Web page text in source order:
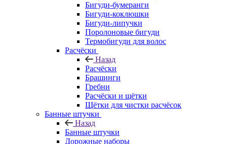
Бигуди-бумеранги
Бигуди-коклюшки
Бигуди-липучки
Поролоновые бигуди
Термобигуди для волос
Расчёски
Назад
Расчёски
Брашинги
Гребни
Расчёски и щётки
Щётки для чистки расчёсок
Банные штучки
Назад
Банные штучки
Дорожные наборы